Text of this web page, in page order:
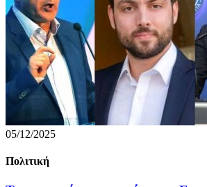
05/12/2025
Πολιτική